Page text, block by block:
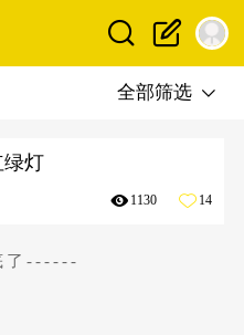
全部筛选
绿灯
1130 14
了------